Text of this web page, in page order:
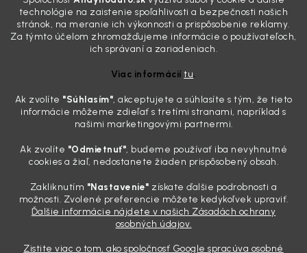
technológie na zaistenie spoľahlivosti a bezpečnosti našich
stránok, na meranie ich výkonnosti a prispôsobenie reklamy.
Za týmto účelom zhromažďujeme informácie o používateľoch,
ich správaní a zariadeniach.
Viac informáciítu.
Ak zvolíte "Súhlasím", akceptujete a súhlasíte s tým, že tieto
informácie môžeme zdieľať s tretími stranami, napríklad s
našimi marketingovými partnermi.
Ak zvolíte "Odmietnuť", budeme používať iba nevyhnutné
cookies a žiaľ, nedostanete žiaden prispôsobený obsah.
Zakliknutím "Nastavenie" získate ďalšie podrobnosti a
možnosti. Zvolené preferencie môžete kedykoľvek upraviť.
Ďalšie informácie nájdete v našich Zásadách ochrany
osobných údajov.
Zistite viac o tom, ako spoločnosť Google spracúva osobné
skutočnosti je? Často za to môžu práve „slepé“ svetlomety. Ten
mliečny, drsný povrch nie je len estetická vada. Keď slnko a soľ urobia
svoje, plexisklo začne svetlo rozptyľovať namiesto to...
Zabudnite na handru. Ak chcete mať auto naozaj čisté,
Poznáte ten moment. Vonku svieti slnko, vy sedíte v čerstvo
„upratanom“ aute, no pri pohľade na palubnú dosku vás ide poraziť. V
mriežkach ventilácie, okolo tlačidiel a v švíkoch sedačiek na vás stále
drzo pozerá prach. Handra ani vysávač tam jednodu...
Detailing nemusí stáť výplatu: 5 kúskov autokozmetiky,
31.7.2026
Sobotné ráno, káva v ruke a pred vami zaprášená kapota. Pre
niekoho nuda, pre nás najlepší relax. Lenže keď si v košíku spočítate
všetky tie fľaštičky, šampóny a utierky, výsledná suma vie poriadne